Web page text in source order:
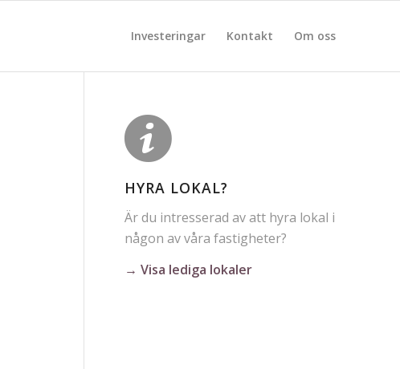
Investeringar Kontakt Om oss
HYRA LOKAL?
Är du intresserad av att hyra lokal i
någon av våra fastigheter?
→ Visa lediga lokaler